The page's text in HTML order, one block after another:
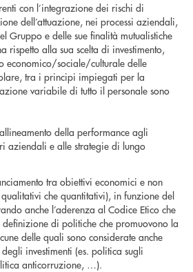
con l’integrazione dei rischi di
dell’attuazione, nei processi aziendali,
Gruppo e delle sue finalità mutualistiche
rispetto alla sua scelta di investimento,
economico/sociale/culturale delle
tra i principi impiegati per la
variabile di tutto il personale sono
della performance agli
aziendali e alle strategie di lungo
tra obiettivi economici e non
che quantitativi), in funzione del
anche l’aderenza al Codice Etico che
di politiche che promuovono la
delle quali sono considerate anche
investimenti (es. politica sugli
anticorruzione, …).